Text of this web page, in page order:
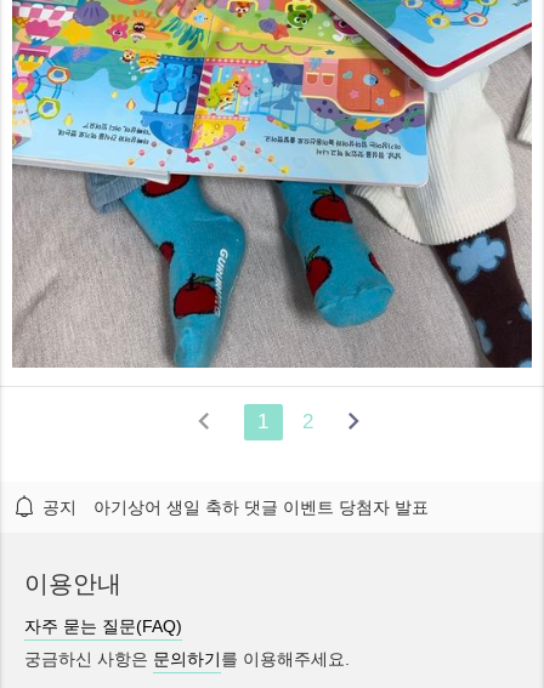
 1 2 
공지 아기상어 생일 축하 댓글 이벤트 당첨자 발표
이용안내
자주 묻는 질문(FAQ)
궁금하신 사항은 문의하기를 이용해주세요.